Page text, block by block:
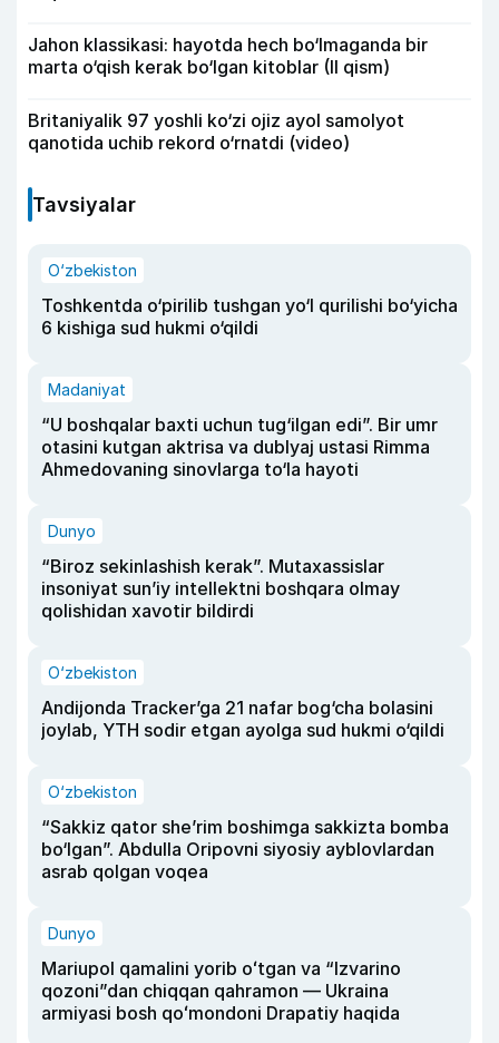
Jahon klassikasi: hayotda hech bo‘lmaganda bir
marta o‘qish kerak bo‘lgan kitoblar (II qism)
Britaniyalik 97 yoshli ko‘zi ojiz ayol samolyot
qanotida uchib rekord o‘rnatdi (video)
Tavsiyalar
O‘zbekiston
Toshkentda o‘pirilib tushgan yo‘l qurilishi bo‘yicha
6 kishiga sud hukmi o‘qildi
Madaniyat
“U boshqalar baxti uchun tug‘ilgan edi”. Bir umr
otasini kutgan aktrisa va dublyaj ustasi Rimma
Ahmedovaning sinovlarga to‘la hayoti
Dunyo
“Biroz sekinlashish kerak”. Mutaxassislar
insoniyat sun’iy intellektni boshqara olmay
qolishidan xavotir bildirdi
O‘zbekiston
Andijonda Tracker’ga 21 nafar bog‘cha bolasini
joylab, YTH sodir etgan ayolga sud hukmi o‘qildi
O‘zbekiston
“Sakkiz qator she’rim boshimga sakkizta bomba
bo‘lgan”. Abdulla Oripovni siyosiy ayblovlardan
asrab qolgan voqea
Dunyo
Mariupol qamalini yorib oʻtgan va “Izvarino
qozoni”dan chiqqan qahramon — Ukraina
armiyasi bosh qoʻmondoni Drapatiy haqida